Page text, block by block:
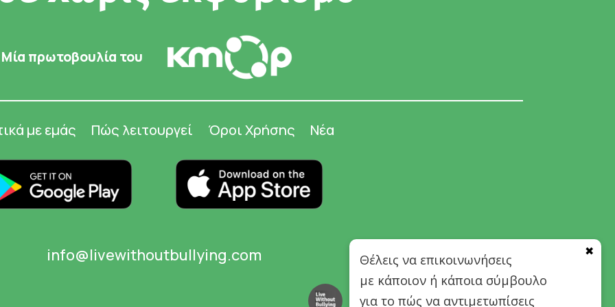
Μία πρωτοβουλία του
με εμάς Πώς λειτουργεί Όροι Χρήσης Νέα
info@livewithoutbullying.com
Θέλεις να επικοινωνήσεις
με κάποιον ή κάποια σύμβουλο
για το πώς να αντιμετωπίσεις
✖